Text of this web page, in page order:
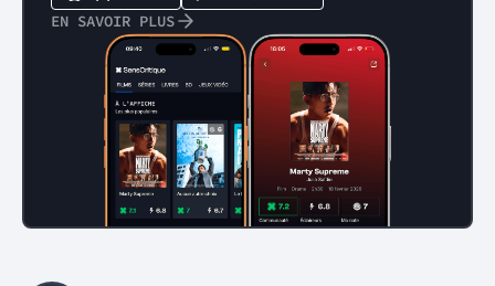
EN SAVOIR PLUS